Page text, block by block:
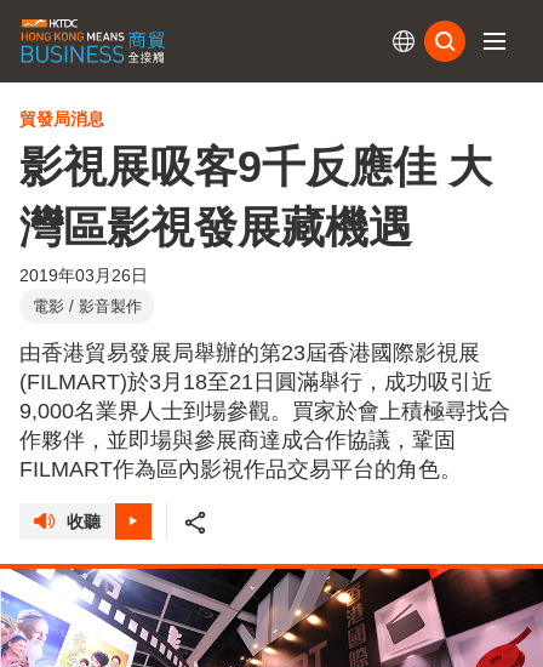
貿發局消息
影視展吸客9千反應佳 大
灣區影視發展藏機遇
2019年03月26日
電影 / 影音製作
由香港貿易發展局舉辦的第23屆香港國際影視展
(FILMART)於3月18至21日圓滿舉行，成功吸引近
9,000名業界人士到場參觀。買家於會上積極尋找合
作夥伴，並即場與參展商達成合作協議，鞏固
FILMART作為區內影視作品交易平台的角色。
收聽